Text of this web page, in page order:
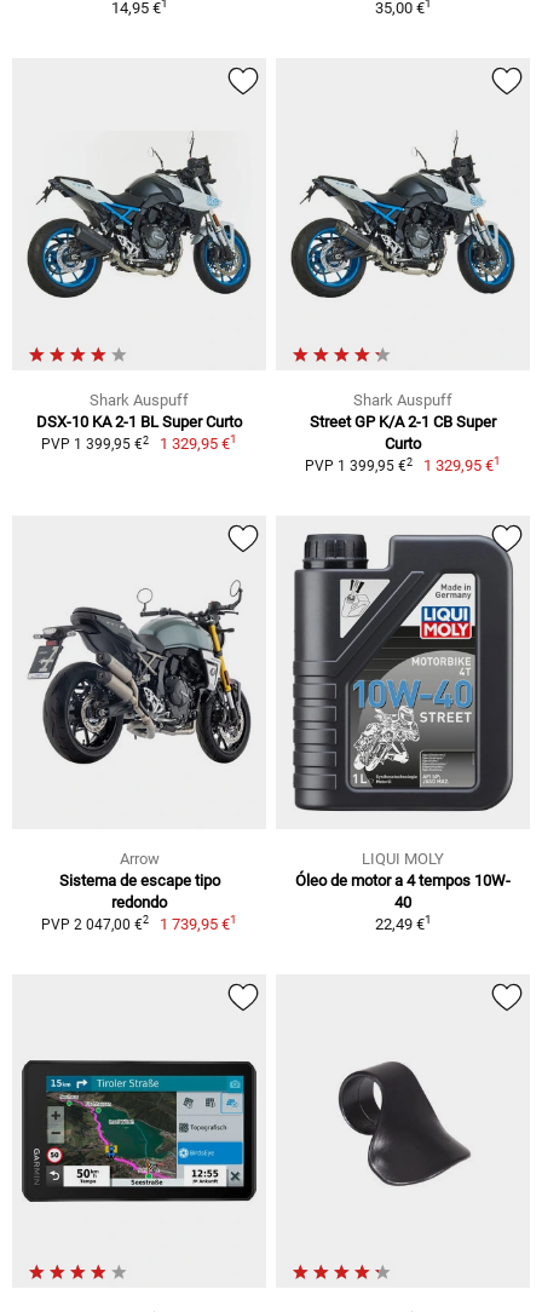
14,95 €1
35,00 €1
Shark Auspuff
DSX-10 KA 2-1 BL Super Curto
PVP 1 399,95 €2 1 329,95 €1
Shark Auspuff
Street GP K/A 2-1 CB Super
Curto
PVP 1 399,95 €2 1 329,95 €1
Arrow
Sistema de escape tipo
redondo
PVP 2 047,00 €2 1 739,95 €1
LIQUI MOLY
Óleo de motor a 4 tempos 10W-
40
22,49 €1